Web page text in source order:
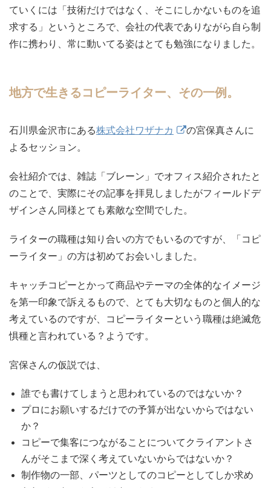
ていくには「技術だけではなく、そこにしかないものを追
求する」というところで、会社の代表でありながら自ら制
作に携わり、常に動いてる姿はとても勉強になりました。
地方で生きるコピーライター、その一例。
石川県金沢市にある株式会社ワザナカ
の宮保真さんに
よるセッション。
会社紹介では、雑誌「ブレーン」でオフィス紹介されたと
のことで、実際にその記事を拝見しましたがフィールドデ
ザインさん同様とても素敵な空間でした。
ライターの職種は知り合いの方でもいるのですが、「コピ
ーライター」の方は初めてお会いしました。
キャッチコピーとかって商品やテーマの全体的なイメージ
を第一印象で訴えるもので、とても大切なものと個人的な
考えているのですが、コピーライターという職種は絶滅危
惧種と言われている？ようです。
宮保さんの仮説では、
誰でも書けてしまうと思われているのではないか？
プロにお願いするだけでの予算が出ないからではない
か？
コピーで集客につながることについてクライアントさ
んがそこまで深く考えていないからではないか？
制作物の一部、パーツとしてのコピーとしてしか求め